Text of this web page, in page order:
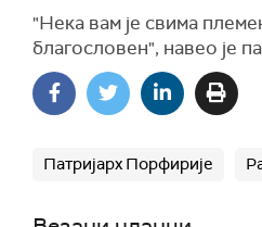
"Нека вам је свима
благословен", навео је
Патријарх Порфирије